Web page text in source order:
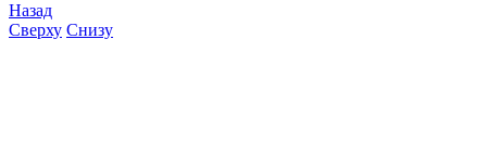
Назад
Сверху Снизу